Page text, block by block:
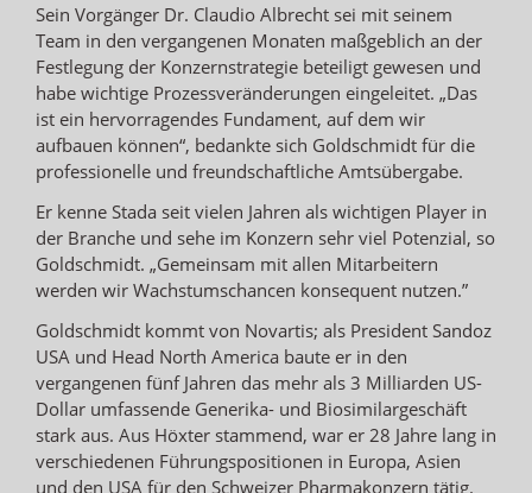
Sein Vorgänger Dr. Claudio Albrecht sei mit seinem
Team in den vergangenen Monaten maßgeblich an der
Festlegung der Konzernstrategie beteiligt gewesen und
habe wichtige Prozessveränderungen eingeleitet. „Das
ist ein hervorragendes Fundament, auf dem wir
aufbauen können“, bedankte sich Goldschmidt für die
professionelle und freundschaftliche Amtsübergabe.
Er kenne Stada seit vielen Jahren als wichtigen Player in
der Branche und sehe im Konzern sehr viel Potenzial, so
Goldschmidt. „Gemeinsam mit allen Mitarbeitern
werden wir Wachstumschancen konsequent nutzen.”
Goldschmidt kommt von Novartis; als President Sandoz
USA und Head North America baute er in den
vergangenen fünf Jahren das mehr als 3 Milliarden US-
Dollar umfassende Generika- und Biosimilargeschäft
stark aus. Aus Höxter stammend, war er 28 Jahre lang in
verschiedenen Führungspositionen in Europa, Asien
und den USA für den Schweizer Pharmakonzern tätig.